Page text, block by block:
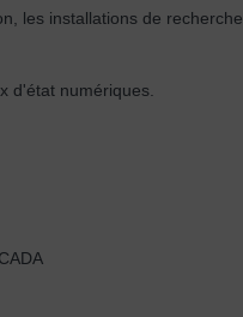
les installations de recherche
d'état numériques.